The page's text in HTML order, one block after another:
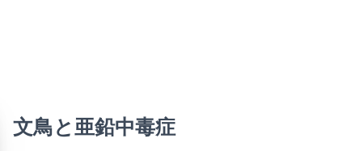
文鳥と亜鉛中毒症